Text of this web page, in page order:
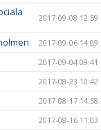
2017-09-08 12:59
2017-09-06 14:09
2017-09-04 09:41
2017-08-23 10:42
2017-08-17 14:58
2017-08-16 11:03